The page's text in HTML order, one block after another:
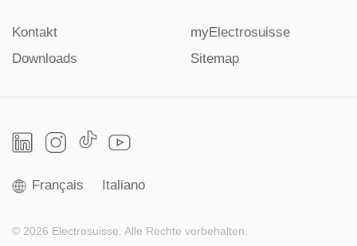
Kontakt
myElectrosuisse
Downloads
Sitemap
Français Italiano
© 2026 Electrosuisse. Alle Rechte vorbehalten.